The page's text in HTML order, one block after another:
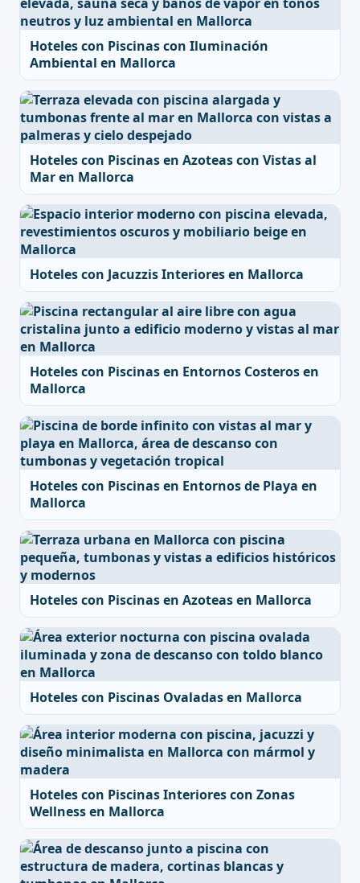
Hoteles con Piscinas con Iluminación
Ambiental en Mallorca
Hoteles con Piscinas en Azoteas con Vistas al
Mar en Mallorca
Hoteles con Jacuzzis Interiores en Mallorca
Hoteles con Piscinas en Entornos Costeros en
Mallorca
Hoteles con Piscinas en Entornos de Playa en
Mallorca
Hoteles con Piscinas en Azoteas en Mallorca
Hoteles con Piscinas Ovaladas en Mallorca
Hoteles con Piscinas Interiores con Zonas
Wellness en Mallorca